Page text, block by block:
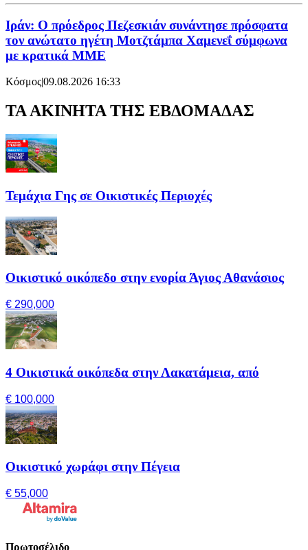
Ιράν: Ο πρόεδρος Πεζεσκιάν συνάντησε πρόσφατα
τον ανώτατο ηγέτη Μοτζτάμπα Χαμενεΐ σύμφωνα
με κρατικά ΜΜΕ
Κόσμος|09.08.2026 16:33
ΤΑ ΑΚΙΝΗΤΑ ΤΗΣ ΕΒΔΟΜΑΔΑΣ
Τεμάχια Γης σε Οικιστικές Περιοχές
Οικιστικό οικόπεδο στην ενορία Άγιος Αθανάσιος
€ 290,000
4 Οικιστικά οικόπεδα στην Λακατάμεια, από
€ 100,000
Οικιστικό χωράφι στην Πέγεια
€ 55,000
Πρωτοσέλιδο